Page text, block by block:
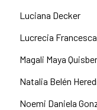
Luciana Decker
Lucrecia
Magali Maya
Natalia Belén
Noemi Daniela